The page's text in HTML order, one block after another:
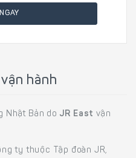
hành
Nhật Bản do JR East vận
ty thuộc Tập đoàn JR,